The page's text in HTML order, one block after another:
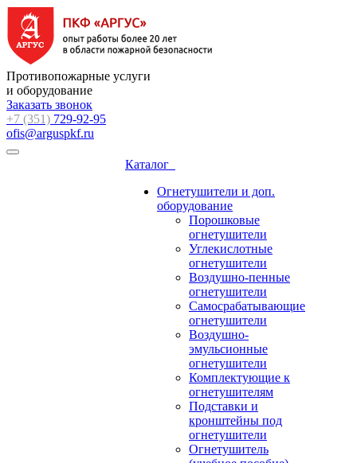
Противопожарные услуги
и оборудование
Заказать звонок
+7 (351) 729-92-95
ofis@arguspkf.ru
Каталог
Огнетушители и доп.
оборудование
Порошковые
огнетушители
Углекислотные
огнетушители
Воздушно-пенные
огнетушители
Самосрабатывающие
огнетушители
Воздушно-
эмульсионные
огнетушители
Комплектующие к
огнетушителям
Подставки и
кронштейны под
огнетушители
Огнетушитель